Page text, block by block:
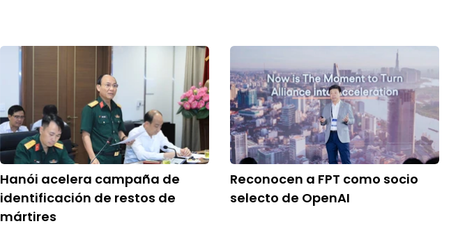
Hanói acelera campaña de
identificación de restos de
mártires
Reconocen a FPT como socio
selecto de OpenAI